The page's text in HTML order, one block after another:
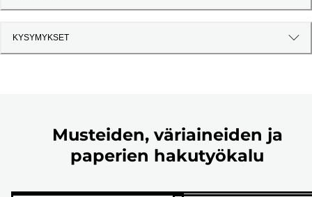
KYSYMYKSET
Musteiden, väriaineiden ja
paperien hakutyökalu